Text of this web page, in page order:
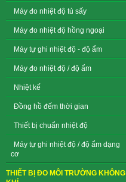
Máy đo nhiệt độ tủ sấy
Máy đo nhiệt độ hồng ngoại
Máy tự ghi nhiệt độ - độ ẩm
Máy đo nhiệt độ / độ ẩm
Nhiệt kế
Đồng hồ đếm thời gian
Thiết bị chuẩn nhiệt độ
Máy tự ghi nhiệt độ / độ ẩm dạng
cơ
THIẾT BỊ ĐO MÔI TRƯỜNG KHÔNG